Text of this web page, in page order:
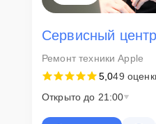
Сервисный
Ремонт техники Apple
5,049
Открыто до 21:00